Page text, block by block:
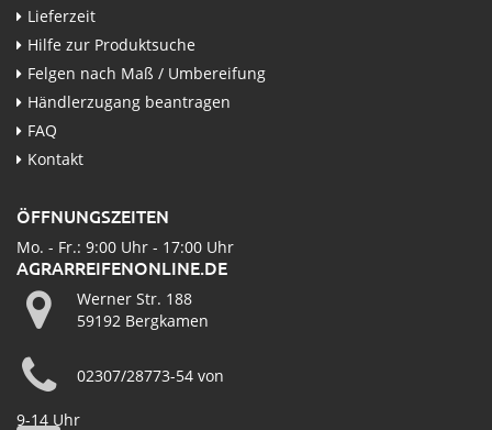
Lieferzeit
Hilfe zur Produktsuche
Felgen nach Maß / Umbereifung
Händlerzugang beantragen
FAQ
Kontakt
ÖFFNUNGSZEITEN
Mo. - Fr.: 9:00 Uhr - 17:00 Uhr
AGRARREIFENONLINE.DE
Werner Str. 188
59192 Bergkamen
02307/28773-54 von
9-14 Uhr